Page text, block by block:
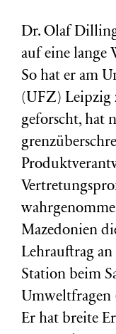
Dr. Olaf
auf eine lange
So hat er am
(UFZ) Leipzig
geforscht, hat
Mazedonien
Lehrauftrag
Station beim
Umweltfragen
Er hat breite